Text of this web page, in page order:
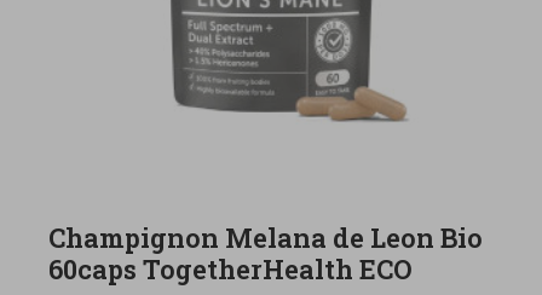
Champignon Melana de Leon Bio
60caps TogetherHealth ECO